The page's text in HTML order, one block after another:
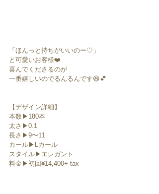
「ほんっと持ちがいいのー♡」
と可愛いお客様❤️
喜んでくださるのが
一番嬉しいのでるんるんです😆💕
【デザイン詳細】
本数▶︎180本
太さ▶︎0.1
長さ▶︎9〜11
カール▶︎Lカール
スタイル▶︎エレガント
料金▶︎初回¥14,400+ tax